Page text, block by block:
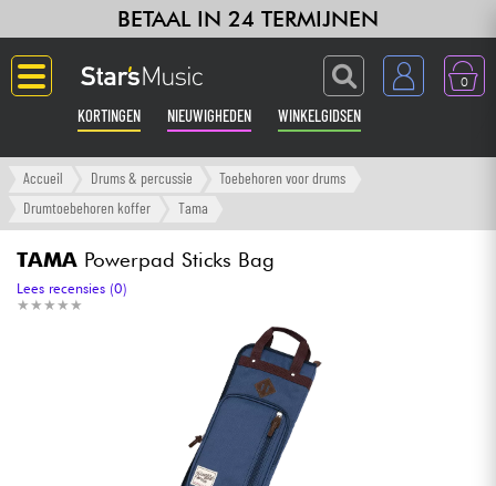
BETAAL IN 24 TERMIJNEN
0
KORTINGEN NIEUWIGHEDEN WINKELGIDSEN
Langue
Versterker & Effecten
Accueil Drums & percussie
Toebehoren voor drums
Drumtoebehoren koffer
Tama
TAMA Powerpad Sticks Bag
★ ★ ★ ★ ★
★ ★ ★ ★ ★
Lees recensies (0)